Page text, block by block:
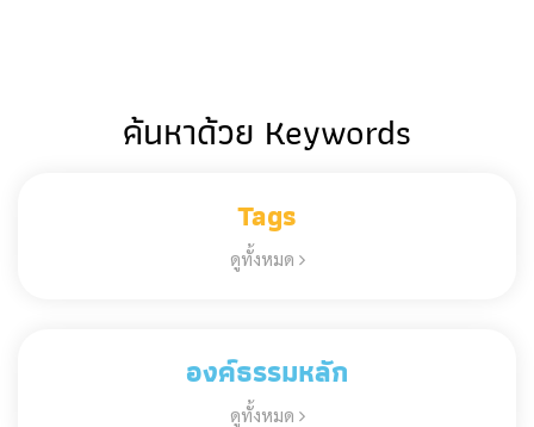
ค้นหาด้วย Keywords
Tags
ดูทั้งหมด
องค์ธรรมหลัก
ดูทั้งหมด